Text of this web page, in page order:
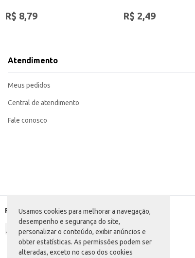
Usamos cookies para melhorar a navegação,
desempenho e segurança do site,
personalizar o conteúdo, exibir anúncios e
obter estatísticas. As permissões podem ser
alteradas, exceto no caso dos cookies
R$ 8,79 R$ 2,49
Atendimento
Meus pedidos
Central de atendimento
Fale conosco
Formas de pagamento